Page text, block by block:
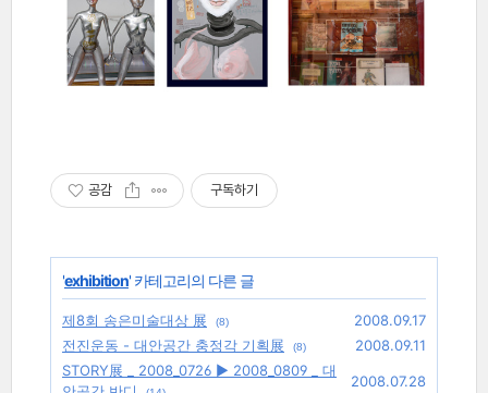
공감 구독하기
'exhibition' 카테고리의 다른 글
제8회 송은미술대상 展 (8)
2008.09.17
전진운동 - 대안공간 충정각 기획展
(8)
2008.09.11
STORY展 _ 2008_0726 ▶ 2008_0809 _ 대
2008.07.28